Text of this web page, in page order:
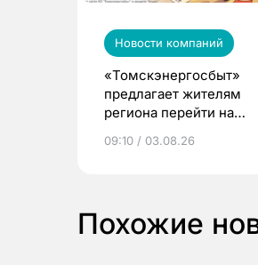
Новости компаний
«Томскэнергосбыт»
предлагает жителям
региона перейти на
выиграть призы
09:10 / 03.08.26
Похожие